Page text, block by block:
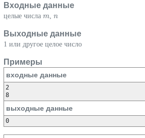
Входные данные
целые числа m
m ,n
n
Выходные данные
1 или другое целое число
Примеры
входные данные
2
8
выходные данные
0